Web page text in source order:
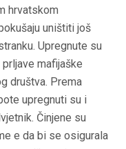
hrvatskom
uništiti još
Upregnute su
mafijaške
društva. Prema
upregnuti su i
Činjene su
e da bi se osigurala